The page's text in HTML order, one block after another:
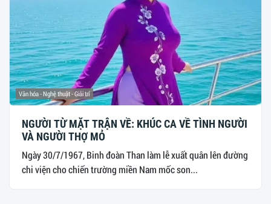
Văn hóa - Nghệ thuật - Giải trí
NGƯỜI TỪ MẶT TRẬN VỀ: KHÚC CA VỀ TÌNH NGƯỜI
VÀ NGƯỜI THỢ MỎ
Ngày 30/7/1967, Binh đoàn Than làm lễ xuất quân lên đường
chi viện cho chiến trường miền Nam mốc son...